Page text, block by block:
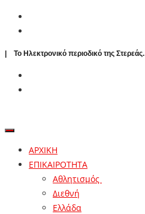
| To Ηλεκτρονικό περιοδικό της Στερεάς.
ΑΡΧΙΚΗ
ΕΠΙΚΑΙΡΟΤΗΤΑ
Αθλητισμός
Διεθνή
Ελλάδα